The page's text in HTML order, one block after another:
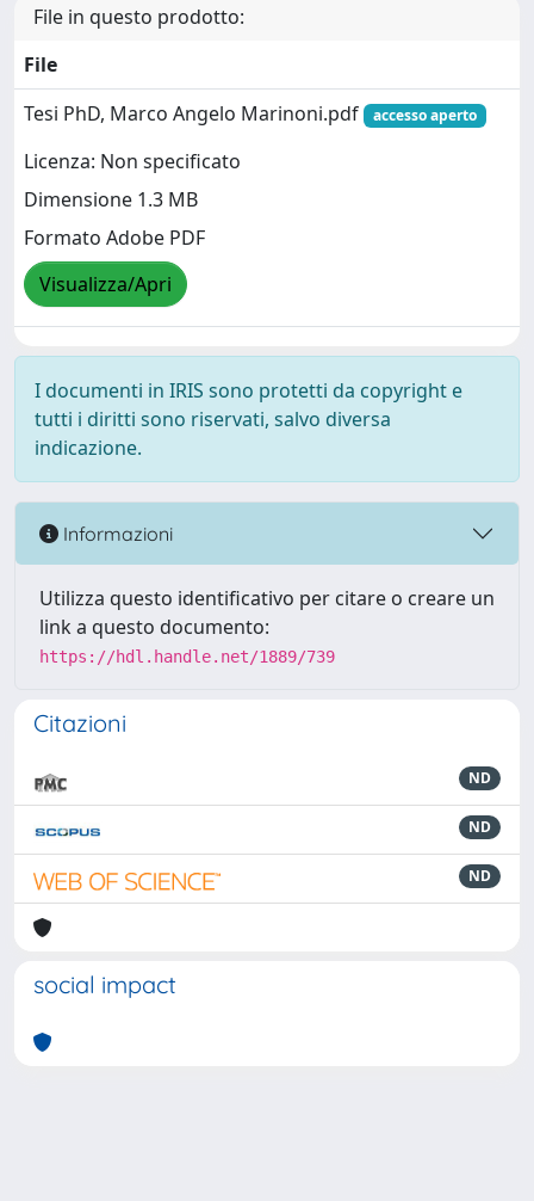
File in questo prodotto:
File
Tesi PhD, Marco Angelo Marinoni.pdf
accesso aperto
Licenza: Non specificato
Dimensione 1.3 MB
Formato Adobe PDF
Visualizza/Apri
I documenti in IRIS sono protetti da copyright e
tutti i diritti sono riservati, salvo diversa
indicazione.
Informazioni
Utilizza questo identificativo per citare o creare un
link a questo documento:
https://hdl.handle.net/1889/739
Citazioni
ND
ND
ND
social impact